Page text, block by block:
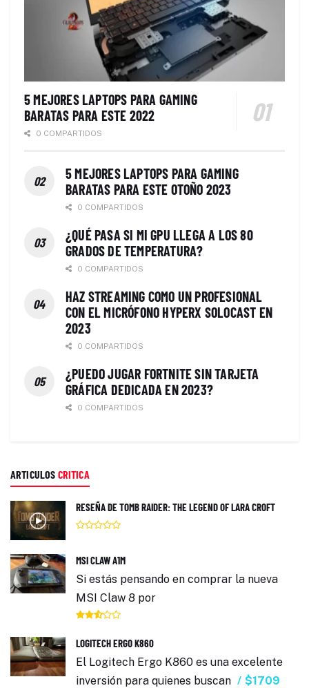
5 MEJORES LAPTOPS PARA GAMING
BARATAS PARA ESTE 2022
0 COMPARTIDOS
5 MEJORES LAPTOPS PARA GAMING
BARATAS PARA ESTE OTOÑO 2023
0 COMPARTIDOS
¿QUÉ PASA SI MI GPU LLEGA A LOS 80
GRADOS DE TEMPERATURA?
0 COMPARTIDOS
HAZ STREAMING COMO UN PROFESIONAL
CON EL MICRÓFONO HYPERX SOLOCAST EN
2023
0 COMPARTIDOS
¿PUEDO JUGAR FORTNITE SIN TARJETA
GRÁFICA DEDICADA EN 2023?
0 COMPARTIDOS
ARTICULOS CRITICA
RESEÑA DE TOMB RAIDER: THE LEGEND OF LARA CROFT
MSI CLAW A1M
Si estás pensando en comprar la nueva
MSI Claw 8 por
LOGITECH ERGO K860
El Logitech Ergo K860 es una excelente
inversión para quienes buscan
$1709